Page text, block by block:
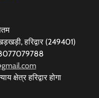
हरिद्वार (249401)
8077079788
क्षेत्र हरिद्वार होगा